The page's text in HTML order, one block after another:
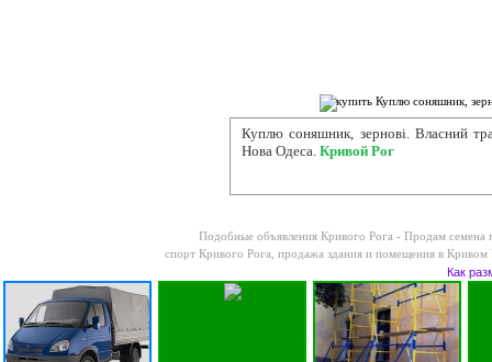
Куплю соняшник, зернові. Власний
Нова Одеса. Кривой Рог
Подобные объявления Кривого Рога -Продам семена
спорт Кривого Рога продажа здания и помещения в Кривом
Как